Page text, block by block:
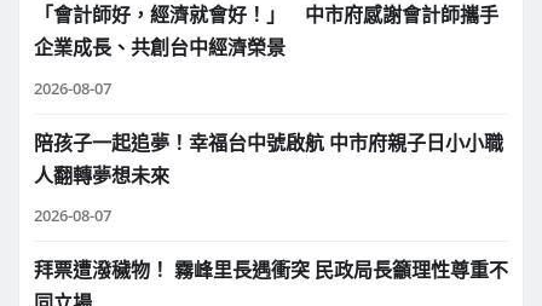
「會計師好，經濟就會好！」 中市府感謝會計師攜手
企業成長、共創台中經濟榮景
2026-08-07
陪孩子一起追夢！幸福台中號啟航 中市府親子日小小職
人翻轉夢想未來
2026-08-07
拜票遭潑穢物！ 霧峰里長遇衝突 民政局長籲理性尊重不